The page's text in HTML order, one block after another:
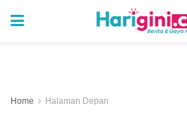
Home Halaman Depan